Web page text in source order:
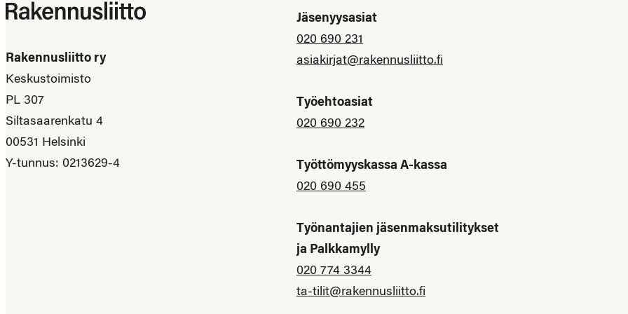
Rakennusliitto ry
Keskustoimisto
PL 307
Siltasaarenkatu 4
00531 Helsinki
Y-tunnus: 0213629-4
Jäsenyysasiat
020 690 231
asiakirjat@rakennusliitto.fi
Työehtoasiat
020 690 232
Työttömyyskassa A-kassa
020 690 455
Työnantajien jäsenmaksutilitykset
ja Palkkamylly
020 774 3344
ta-tilit@rakennusliitto.fi